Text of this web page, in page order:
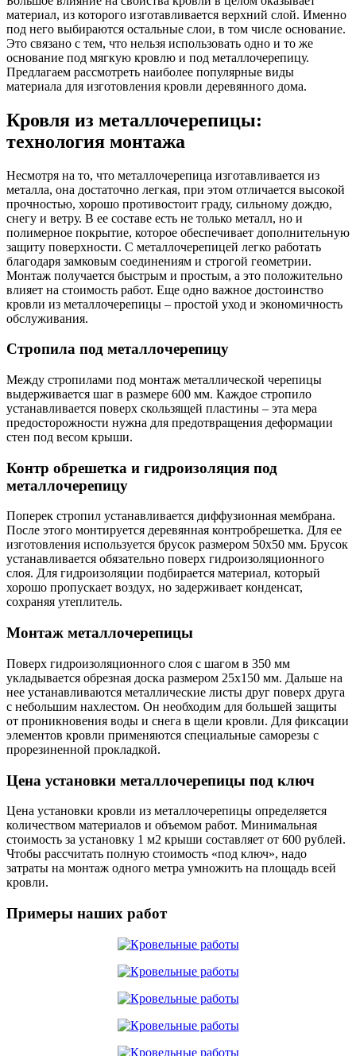
материал, из которого изготавливается верхний слой. Именно
под него выбираются остальные слои, в том числе основание.
Это связано с тем, что нельзя использовать одно и то же
основание под мягкую кровлю и под металлочерепицу.
Предлагаем рассмотреть наиболее популярные виды
материала для изготовления кровли деревянного дома.
Кровля из металлочерепицы:
технология монтажа
Несмотря на то, что металлочерепица изготавливается из
металла, она достаточно легкая, при этом отличается высокой
прочностью, хорошо противостоит граду, сильному дождю,
снегу и ветру. В ее составе есть не только металл, но и
полимерное покрытие, которое обеспечивает дополнительную
защиту поверхности. С металлочерепицей легко работать
благодаря замковым соединениям и строгой геометрии.
Монтаж получается быстрым и простым, а это положительно
влияет на стоимость работ. Еще одно важное достоинство
кровли из металлочерепицы – простой уход и экономичность
обслуживания.
Стропила под металлочерепицу
Между стропилами под монтаж металлической черепицы
выдерживается шаг в размере 600 мм. Каждое стропило
устанавливается поверх скользящей пластины – эта мера
предосторожности нужна для предотвращения деформации
стен под весом крыши.
Контр обрешетка и гидроизоляция под
металлочерепицу
Поперек стропил устанавливается диффузионная мембрана.
После этого монтируется деревянная контробрешетка. Для ее
изготовления используется брусок размером 50х50 мм. Брусок
устанавливается обязательно поверх гидроизоляционного
слоя. Для гидроизоляции подбирается материал, который
хорошо пропускает воздух, но задерживает конденсат,
сохраняя утеплитель.
Монтаж металлочерепицы
Поверх гидроизоляционного слоя с шагом в 350 мм
укладывается обрезная доска размером 25х150 мм. Дальше на
нее устанавливаются металлические листы друг поверх друга
с небольшим нахлестом. Он необходим для большей защиты
от проникновения воды и снега в щели кровли. Для фиксации
элементов кровли применяются специальные саморезы с
прорезиненной прокладкой.
Цена установки металлочерепицы под ключ
Цена установки кровли из металлочерепицы определяется
количеством материалов и объемом работ. Минимальная
стоимость за установку 1 м2 крыши составляет от 600 рублей.
Чтобы рассчитать полную стоимость «под ключ», надо
затраты на монтаж одного метра умножить на площадь всей
кровли.
Примеры наших работ